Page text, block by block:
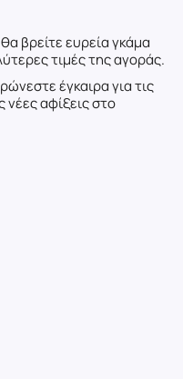
βρείτε ευρεία γκάμα
τιμές της αγοράς.
έγκαιρα για τις
νέες αφίξεις στο